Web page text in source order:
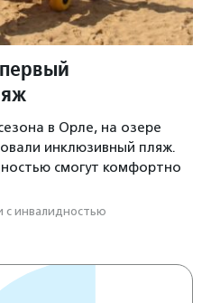
в Орле, на озере
инклюзивный пляж.
смогут комфортно
с инвалидностью